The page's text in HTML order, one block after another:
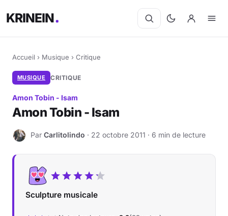
KRINEIN
Accueil › Musique › Critique
MUSIQUE CRITIQUE
Amon Tobin - Isam
Amon Tobin - Isam
C Par Carlitolindo · 22 octobre 2011 · 6 min de lecture
Sculpture musicale